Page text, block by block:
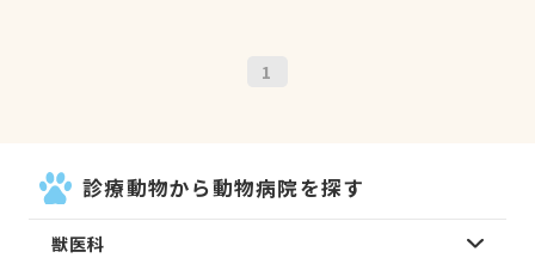
1
診療動物から動物病院を探す
獣医科